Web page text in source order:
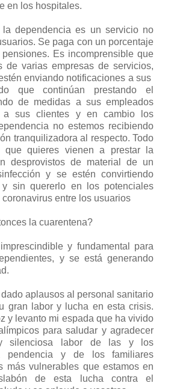
en los hospitales.
dependencia es un servicio no
Se paga con un porcentaje
Es incomprensible que
de varias empresas de servicios,
enviando notificaciones a sus
que continúan prestando el
de medidas a sus empleados
a sus clientes y en cambio los
no estemos recibiendo
tranquilizadora al respecto. Todo
quieres vienen a prestar la
desprovistos de material de un
y se estén convirtiendo
sin quererlo en los potenciales
entre los usuarios
la cuarentena?
y fundamental para
y se está generando
aplausos al personal sanitario
gran labor y lucha en esta crisis.
y levanto mi espada que ha vivido
para saludar y agradecer
silenciosa labor de las y los
pendencia y de los familiares
más vulnerables que estamos en
de esta lucha contra el